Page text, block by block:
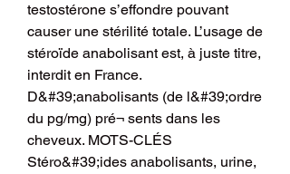
testostérone s’effondre pouvant
causer une stérilité totale. L’usage de
stéroïde anabolisant est, à juste titre,
interdit en France.
D&#39;anabolisants (de l&#39;ordre
du pg/mg) pré¬ sents dans les
cheveux. MOTS-CLÉS
Stéro&#39;ides anabolisants, urine,